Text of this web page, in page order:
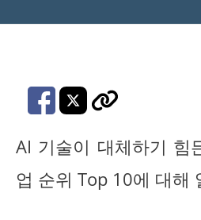
AI 기술이 대체하기 힘
업 순위 Top 10에 대해